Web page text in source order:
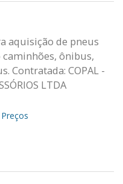
aquisição de pneus
ônibus,
Contratada: COPAL -
LTDA